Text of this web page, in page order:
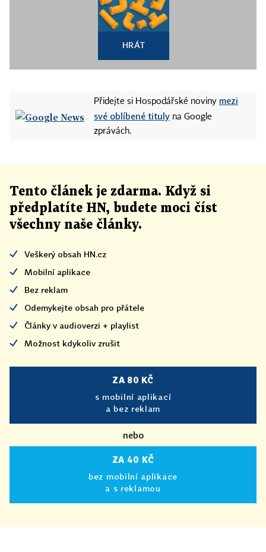
HRÁT
Přidejte si Hospodářské noviny mezi
své oblíbené tituly na Google
zprávách.
Tento článek je zdarma. Když si
předplatíte HN, budete moci číst
všechny naše články.
Veškerý obsah HN.cz
Mobilní aplikace
Bez reklam
Odemykejte obsah pro přátele
Články v audioverzi + playlist
Možnost kdykoliv zrušit
ZA 80 KČ
s mobilní aplikací
a bez reklam
nebo
ZA 40 KČ
bez mobilní aplikace
a s reklamou